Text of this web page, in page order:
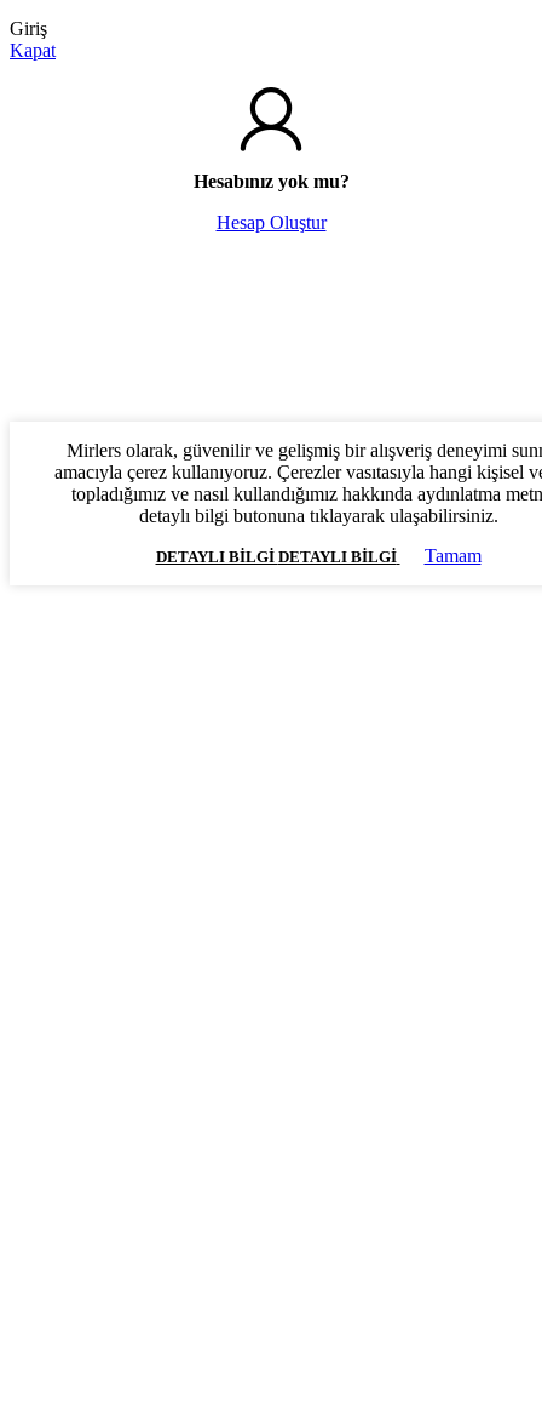
Giriş
Kapat
Hesabınız yok mu?
Hesap Oluştur
Mirlers olarak, güvenilir ve gelişmiş bir alışveriş deneyimi
amacıyla çerez kullanıyoruz. Çerezler vasıtasıyla hangi kişisel
topladığımız ve nasıl kullandığımız hakkında aydınlatma
detaylı bilgi butonuna tıklayarak ulaşabilirsiniz.
DETAYLI BILGI DETAYLI BILGI Tamam